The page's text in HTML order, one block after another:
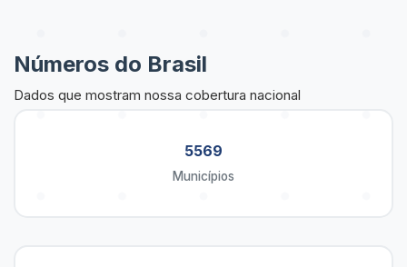
Números do Brasil
Dados que mostram nossa cobertura nacional
5569
Municípios